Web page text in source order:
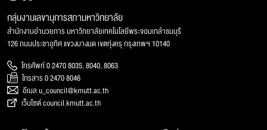
กลุ่มงานเลขานุการสภามหาวิทยาลัย
สำนักงานอำนวยการ มหาวิทยาลัยเทคโนโลยีพระจอมเกล้าธนบุรี
126 ถนนประชาอุทิศ แขวงบางมด เขตทุ่งครุ กรุงเทพฯ 10140
โทรศัพท์ 0 2470 8035, 8040, 8063
โทรสาร 0 2470 8046
อีเมล u_council@kmutt.ac.th
เว็บไซต์ council.kmutt.ac.th